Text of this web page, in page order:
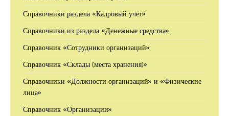
Справочники раздела «Кадровый учёт»
Справочники из раздела «Денежные средства»
Справочник «Сотрудники организаций»
Справочник «Склады (места хранения)»
Справочники «Должности организаций» и «Физические
лица»
Справочник «Организации»